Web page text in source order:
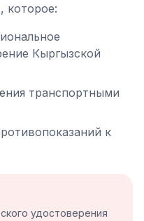
которое:
Кыргызской
транспортными
к
удостоверения